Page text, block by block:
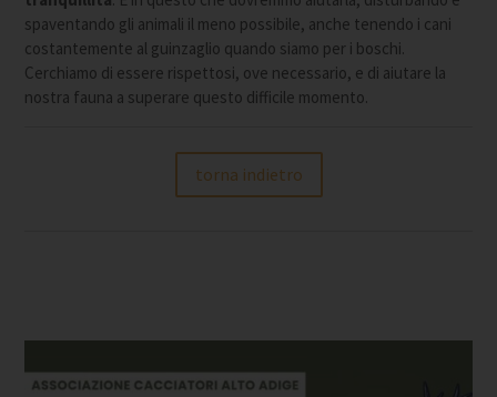
spaventando gli animali il meno possibile, anche tenendo i cani
costantemente al guinzaglio quando siamo per i boschi.
Cerchiamo di essere rispettosi, ove necessario, e di aiutare la
nostra fauna a superare questo difficile momento.
torna indietro